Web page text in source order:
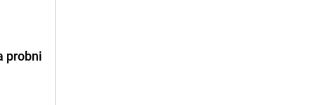
probni